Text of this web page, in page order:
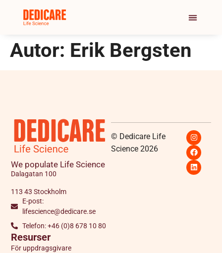
Autor: Erik Bergsten
We populate Life Science
Dalagatan 100
113 43 Stockholm
E-post:
lifescience@dedicare.se
Telefon: +46 (0)8 678 10 80
Resurser
För uppdragsgivare
© Dedicare Life
Science 2026